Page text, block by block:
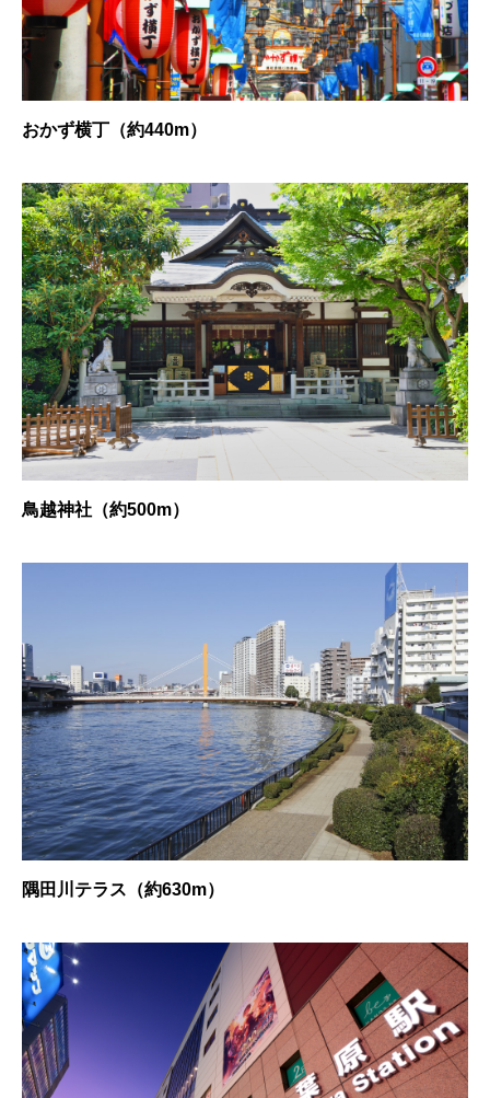
おかず横丁（約440m）
鳥越神社（約500m）
隅田川テラス（約630m）